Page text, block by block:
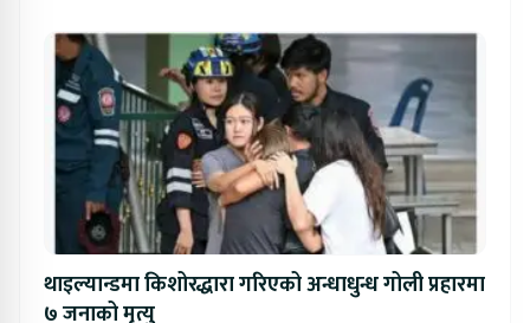
थाइल्यान्डमा किशोरद्धारा गरिएको अन्धाधुन्ध गोली प्रहारमा
७ जनाको मृत्यु